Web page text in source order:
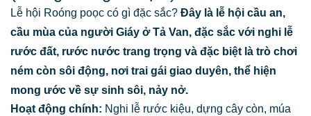
Lễ hội Roóng poọc có gì đặc sắc? Đây là lễ hội cầu an,
cầu mùa của người Giáy ở Tả Van, đặc sắc với nghi lễ
rước đất, rước nước trang trọng và đặc biệt là trò chơi
ném còn sôi động, nơi trai gái giao duyên, thể hiện
mong ước về sự sinh sôi, nảy nở.
Hoạt động chính: Nghi lễ rước kiệu, dựng cây còn, múa